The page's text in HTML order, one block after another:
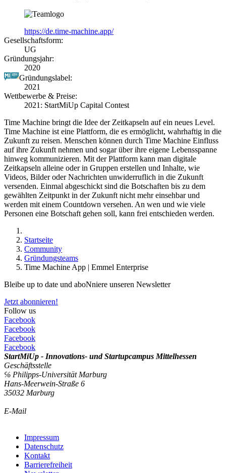
https://de.time-machine.app/
Gesellschaftsform:
UG
Gründungsjahr:
2020
Gründungslabel:
2021
Wettbewerbe & Preise:
2021: StartMiUp Capital Contest
Time Machine bringt die Idee der Zeitkapseln auf ein neues Level.
Time Machine ist eine Plattform, die es ermöglicht, wahrhaftig in die
Zukunft zu reisen. Menschen können durch Time Machine Einfluss
auf ihre Zukunft nehmen und sogar über ihre eigene Lebensspanne
hinweg kommunizieren. Mit der Plattform kann man digitale
Zeitkapseln alleine oder in Gruppen erstellen und Inhalte, wie
Videos, Bilder oder Nachrichten unwiderruflich in die Zukunft
versenden. Einmal abgeschickt sind die Botschaften bis zu dem
gewählten Zeitpunkt in der Zukunft nicht mehr einsehbar und
werden mit einem Countdown versehen. An wen und wie viele
Personen eine Botschaft gehen soll, kann frei entschieden werden.
Startseite
Community
Gründungsteams
Time Machine App | Emmel Enterprise
Bleibe up to date und aboNniere unseren Newsletter
Jetzt abonnieren!
Follow us
Facebook
Facebook
Facebook
Facebook
StartMiUp - Innovations- und Startupcampus Mittelhessen
Geschäftsstelle
℅ Philipps-Universität Marburg
Hans-Meerwein-Straße 6
35032 Marburg
E-Mail
Impressum
Datenschutz
Kontakt
Barrierefreiheit